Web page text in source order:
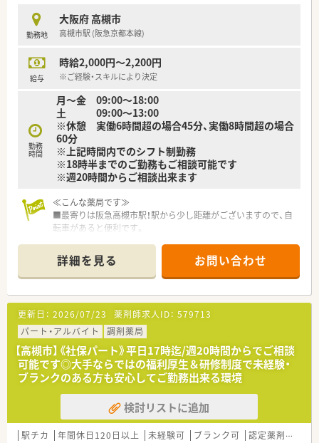
勤務地
大阪府 高槻市
高槻市駅 (阪急京都本線)
給与
時給2,000円～2,200円
※ご経験・スキルにより決定
勤務
時間
月〜金 09:00〜18:00
土 09:00〜13:00
※休憩 実働6時間超の場合45分、実働8時間超の場合
60分
※上記時間内でのシフト制勤務
※18時半までのご勤務もご相談可能です
※週20時間からご相談出来ます
≪こんな薬局です≫
■最寄りは阪急高槻市駅！駅から少し距離がございますので、自
転車があると便利です。
頂けます。
■薬剤師様は常勤14名とパート4名、事務さんは9名が在籍され
ている店舗です。
≪法人特徴≫
■全国に1,000店舗以上を展開する大手調剤薬局です。
■東京大学病院をはじめ全国の病院の敷地内に薬局を持ってい
ます。
病診薬連携を強化することで、地域にお住いの患者様に高度な
医療の提供を実現しています。
■全店「同一の機械・システム」を採用しており、且つ処方箋の応
需内容が多岐にわたる（敷地内・病院門前・医療モール・CL門前）
スキルUPしたい方にはお勧めです。
■長期就業＆自己研讃を続ける事で給与があがる仕組みになっ
詳細を見る お問い合わせ
更新日： 2026/07/23 薬剤師求人ID： 579713
パート・アルバイト
調剤薬局
【高槻市】《社保パート》平日17時迄/週20時間からでご相談
可能です◎大手ならではの福利厚生＆研修制度で未経験・
ブランクのある方も安心してご勤務出来る環境
検討リストに追加
駅チカ 年間休日120日以上 未経験可 ブランク可 認定薬剤師取得支援あり